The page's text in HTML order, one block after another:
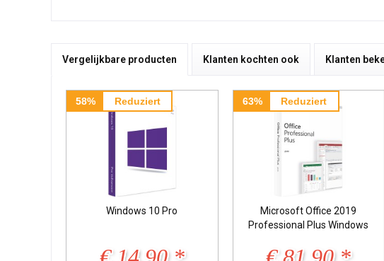
Vergelijkbare producten Klanten kochten ook Klanten
58% Reduziert
Windows 10 Pro
63% Reduziert
Microsoft Office 2019
Professional Plus Windows